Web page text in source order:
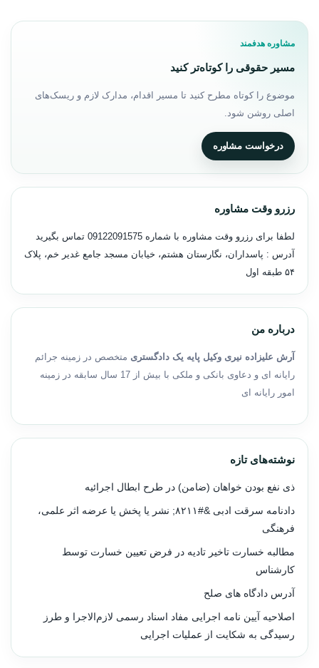
مشاوره هدفمند
مسیر حقوقی را کوتاه‌تر کنید
موضوع را کوتاه مطرح کنید تا مسیر اقدام، مدارک لازم و ریسک‌های
اصلی روشن شود.
درخواست مشاوره
رزرو وقت مشاوره
لطفا برای رزرو وقت مشاوره با شماره 09122091575 تماس بگیرید
آدرس : پاسداران، نگارستان هشتم، خیابان مسجد جامع غدیر خم، پلاک
۵۴ طبقه اول
درباره من
آرش علیزاده نیری وکیل پایه یک دادگستری متخصص در زمینه جرائم
رایانه ای و دعاوی بانکی و ملکی با بیش از 17 سال سابقه در زمینه
امور رایانه ای
نوشته‌های تازه
ذی نفع بودن خواهان (ضامن) در طرح ابطال اجرائیه
دادنامه سرقت ادبی &#۸۲۱۱; نشر یا پخش یا عرضه اثر علمی،
فرهنگی
مطالبه خسارت تاخیر تادیه در فرض تعیین خسارت توسط
کارشناس
آدرس دادگاه های صلح
اصلاحیه آیین نامه اجرایی مفاد اسناد رسمی لازم‌الاجرا و طرز
رسیدگی به شکایت از عملیات اجرایی